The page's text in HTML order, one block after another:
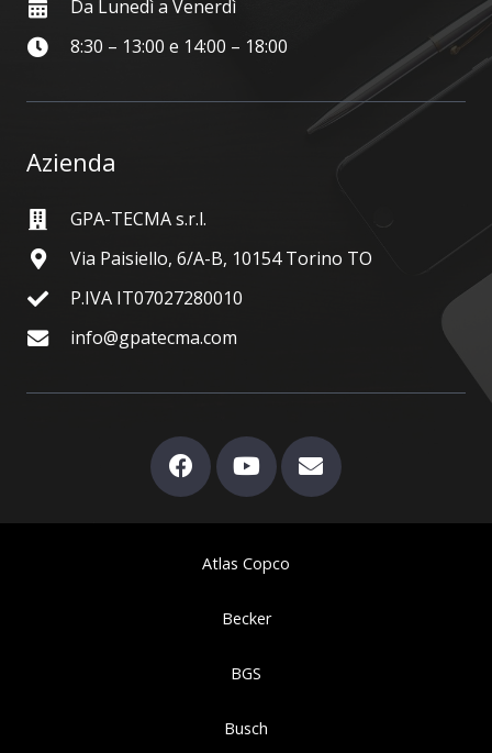
Da Lunedì a Venerdì
8:30 – 13:00 e 14:00 – 18:00
Azienda
GPA-TECMA s.r.l.
Via Paisiello, 6/A-B, 10154 Torino TO
P.IVA IT07027280010
info@gpatecma.com
Atlas Copco
Becker
BGS
Busch